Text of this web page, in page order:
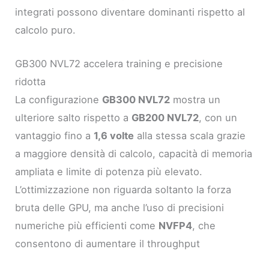
integrati possono diventare dominanti rispetto al
calcolo puro.
GB300 NVL72 accelera training e precisione
ridotta
La configurazione GB300 NVL72 mostra un
ulteriore salto rispetto a GB200 NVL72, con un
vantaggio fino a 1,6 volte alla stessa scala grazie
a maggiore densità di calcolo, capacità di memoria
ampliata e limite di potenza più elevato.
L’ottimizzazione non riguarda soltanto la forza
bruta delle GPU, ma anche l’uso di precisioni
numeriche più efficienti come NVFP4, che
consentono di aumentare il throughput